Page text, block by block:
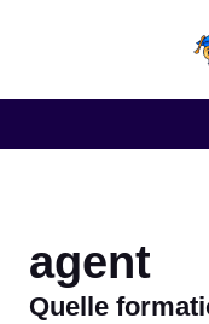
agent
Quelle